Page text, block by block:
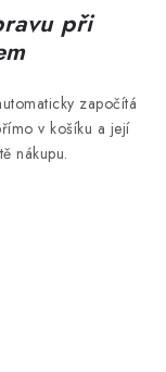
při
započítá
v košíku a její
nákupu.